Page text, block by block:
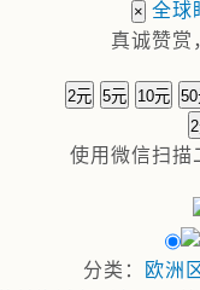
× 全球
真诚赞赏
2元 5元 10元
使用 微信扫描
分类：
欧洲